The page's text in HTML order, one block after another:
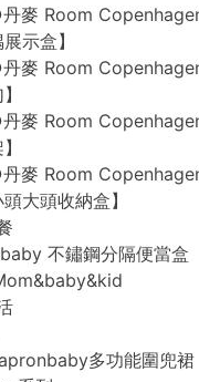
麥 Room
示盒】
麥 Room
麥 Room
麥 Room
大頭收納盒】
不鏽鋼分隔便當盒
多功能圍兜裙